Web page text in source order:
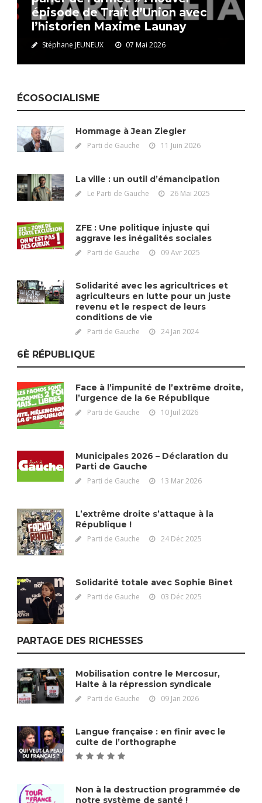
épisode de Trait d’Union avec
l’historien Maxime Launay
Stéphane JEUNEUX 07 Mai 2026
ÉCOSOCIALISME
Hommage à Jean Ziegler
Parti de Gauche 11 Juin 2026
La ville : un outil d’émancipation
Le Parti de Gauche 26 Mai 2025
ZFE : Une politique injuste qui
aggrave les inégalités sociales
Parti de Gauche 09 Avr 2025
Solidarité avec les agricultrices et
agriculteurs en lutte pour un juste
revenu et le respect de leurs
conditions de vie
Parti de Gauche 24 Jan 2024
6È RÉPUBLIQUE
Face à l’impunité de l’extrême droite,
l’urgence de la 6e République
Parti de Gauche 10 Juil 2026
Municipales 2026 – Déclaration du
Parti de Gauche
Parti de Gauche 13 Mar 2026
L’extrême droite s’attaque à la
République !
Parti de Gauche 24 Déc 2025
Solidarité totale avec Sophie Binet
Parti de Gauche 03 Déc 2025
PARTAGE DES RICHESSES
Mobilisation contre le Mercosur,
Halte à la répression syndicale
Parti de Gauche 09 Jan 2026
Langue française : en finir avec le
culte de l’orthographe
Non à la destruction programmée de
notre système de santé !